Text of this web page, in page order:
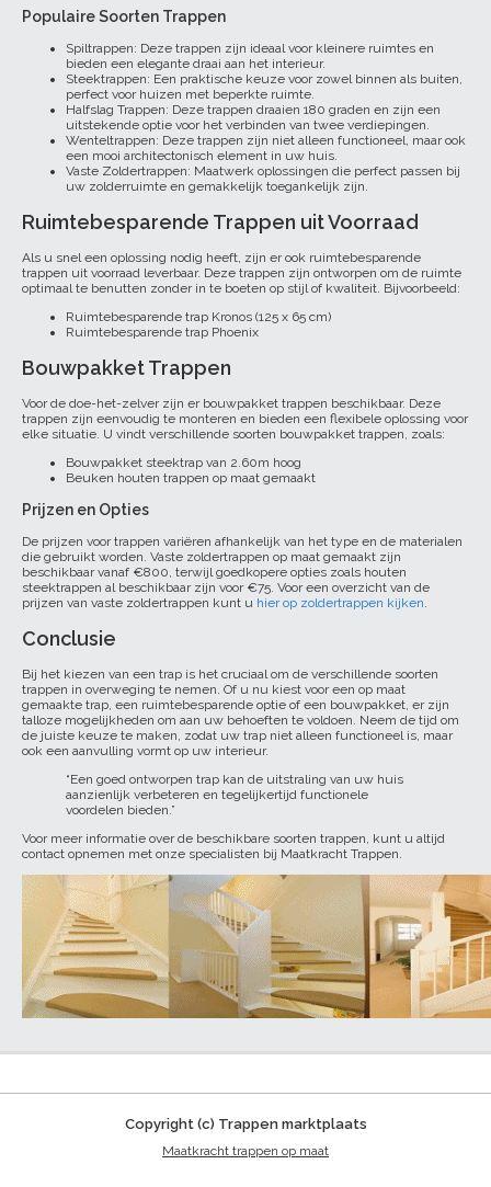
Populaire Soorten Trappen
Spiltrappen: Deze trappen zijn ideaal voor kleinere ruimtes en
bieden een elegante draai aan het interieur.
Steektrappen: Een praktische keuze voor zowel binnen als buiten,
perfect voor huizen met beperkte ruimte.
Halfslag Trappen: Deze trappen draaien 180 graden en zijn een
uitstekende optie voor het verbinden van twee verdiepingen.
Wenteltrappen: Deze trappen zijn niet alleen functioneel, maar ook
een mooi architectonisch element in uw huis.
Vaste Zoldertrappen: Maatwerk oplossingen die perfect passen bij
uw zolderruimte en gemakkelijk toegankelijk zijn.
Ruimtebesparende Trappen uit Voorraad
Als u snel een oplossing nodig heeft, zijn er ook ruimtebesparende
trappen uit voorraad leverbaar. Deze trappen zijn ontworpen om de ruimte
optimaal te benutten zonder in te boeten op stijl of kwaliteit. Bijvoorbeeld:
Ruimtebesparende trap Kronos (125 x 65 cm)
Ruimtebesparende trap Phoenix
Bouwpakket Trappen
Voor de doe-het-zelver zijn er bouwpakket trappen beschikbaar. Deze
trappen zijn eenvoudig te monteren en bieden een flexibele oplossing voor
elke situatie. U vindt verschillende soorten bouwpakket trappen, zoals:
Bouwpakket steektrap van 2.60m hoog
Beuken houten trappen op maat gemaakt
Prijzen en Opties
De prijzen voor trappen variëren afhankelijk van het type en de materialen
die gebruikt worden. Vaste zoldertrappen op maat gemaakt zijn
beschikbaar vanaf €800, terwijl goedkopere opties zoals houten
steektrappen al beschikbaar zijn voor €75. Voor een overzicht van de
prijzen van vaste zoldertrappen kunt u hier op zoldertrappen kijken.
Conclusie
Bij het kiezen van een trap is het cruciaal om de verschillende soorten
trappen in overweging te nemen. Of u nu kiest voor een op maat
gemaakte trap, een ruimtebesparende optie of een bouwpakket, er zijn
talloze mogelijkheden om aan uw behoeften te voldoen. Neem de tijd om
de juiste keuze te maken, zodat uw trap niet alleen functioneel is, maar
ook een aanvulling vormt op uw interieur.
“Een goed ontworpen trap kan de uitstraling van uw huis
aanzienlijk verbeteren en tegelijkertijd functionele
voordelen bieden.”
Voor meer informatie over de beschikbare soorten trappen, kunt u altijd
contact opnemen met onze specialisten bij Maatkracht Trappen.
Copyright (c) Trappen marktplaats
Maatkracht trappen op maat